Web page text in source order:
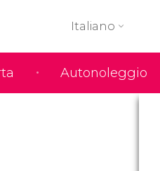
Autonoleggio
Italiano